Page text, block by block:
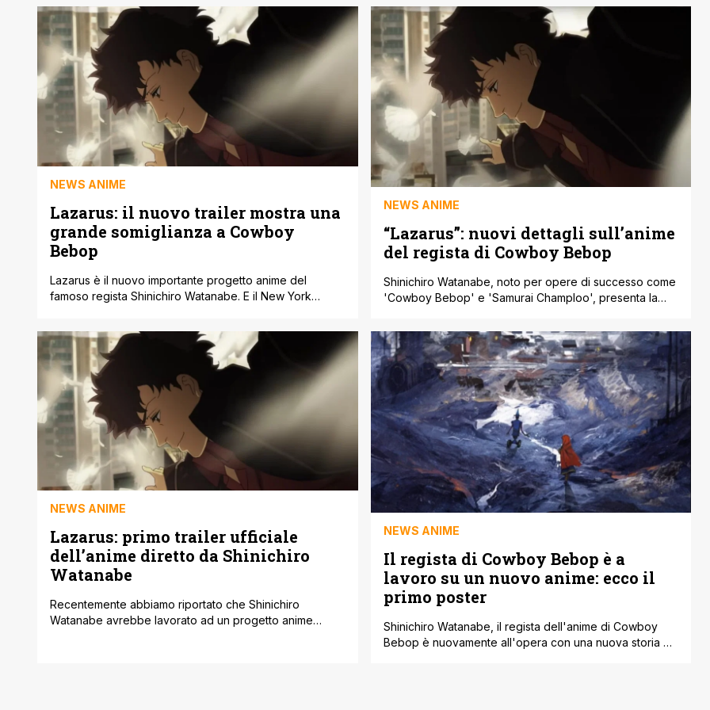
progetto animato. Conosciuto per opere che hanno
ridefinito il medium come Cowboy Bebop e Samurai
Champloo, Watanabe torna a confrontarsi con la
fantascienza, un genere che ha saputo trasformare in
un [']
NEWS ANIME
Lazarus: il nuovo trailer mostra una
grande somiglianza a Cowboy
Bebop
Lazarus è il nuovo importante progetto anime del
famoso regista Shinichiro Watanabe. E il New York
convention, franchise come Dragon Ball, Digimon e
Bleach hanno svelato grandi novità per i fan. Oltre a
questi, Adult Swim ha dimostrato do avere [']
NEWS ANIME
“Lazarus”: nuovi dettagli sull’anime
del regista di Cowboy Bebop
Shinichiro Watanabe, noto per opere di successo come
'Cowboy Bebop' e 'Samurai Champloo', presenta la
debutto su Adult Swim nel 2025. Questo annuncio, fatto
durante il San Diego Comic-Con, ha suscitato grande
attesa tra gli appassionati di anime. 'Lazarus' promette
di essere un progetto originale e avvincente, [']
NEWS ANIME
Lazarus: primo trailer ufficiale
dell’anime diretto da Shinichiro
Watanabe
Recentemente abbiamo riportato che Shinichiro
Watanabe avrebbe lavorato ad un progetto anime
NEWS ANIME
Il regista di Cowboy Bebop è a
lavoro su un nuovo anime: ecco il
primo poster
Shinichiro Watanabe, il regista dell'anime di Cowboy
Bebop è nuovamente all'opera con una nuova storia da